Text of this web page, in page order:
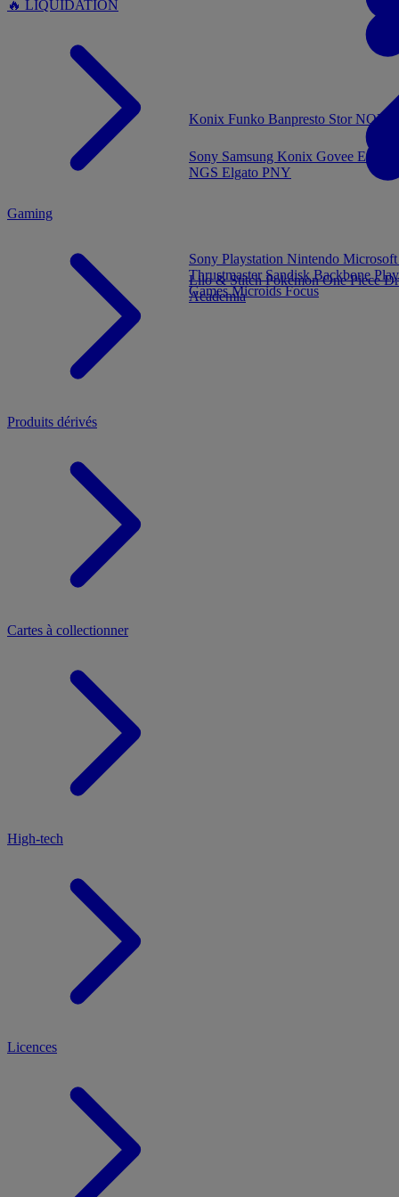
🔥 LIQUIDATION
Konix Funko Banpresto Stor
Gaming
Sony Playstation Nintendo
Thrustmaster SandiskBackbone
GamesMicroidsFocus
Produits dérivés
Lilo & StitchPokémonOne Piece
Academia
Cartes à collectionner
High-tech
Sony Samsung Konix Govee
NGS Elgato PNY
Licences